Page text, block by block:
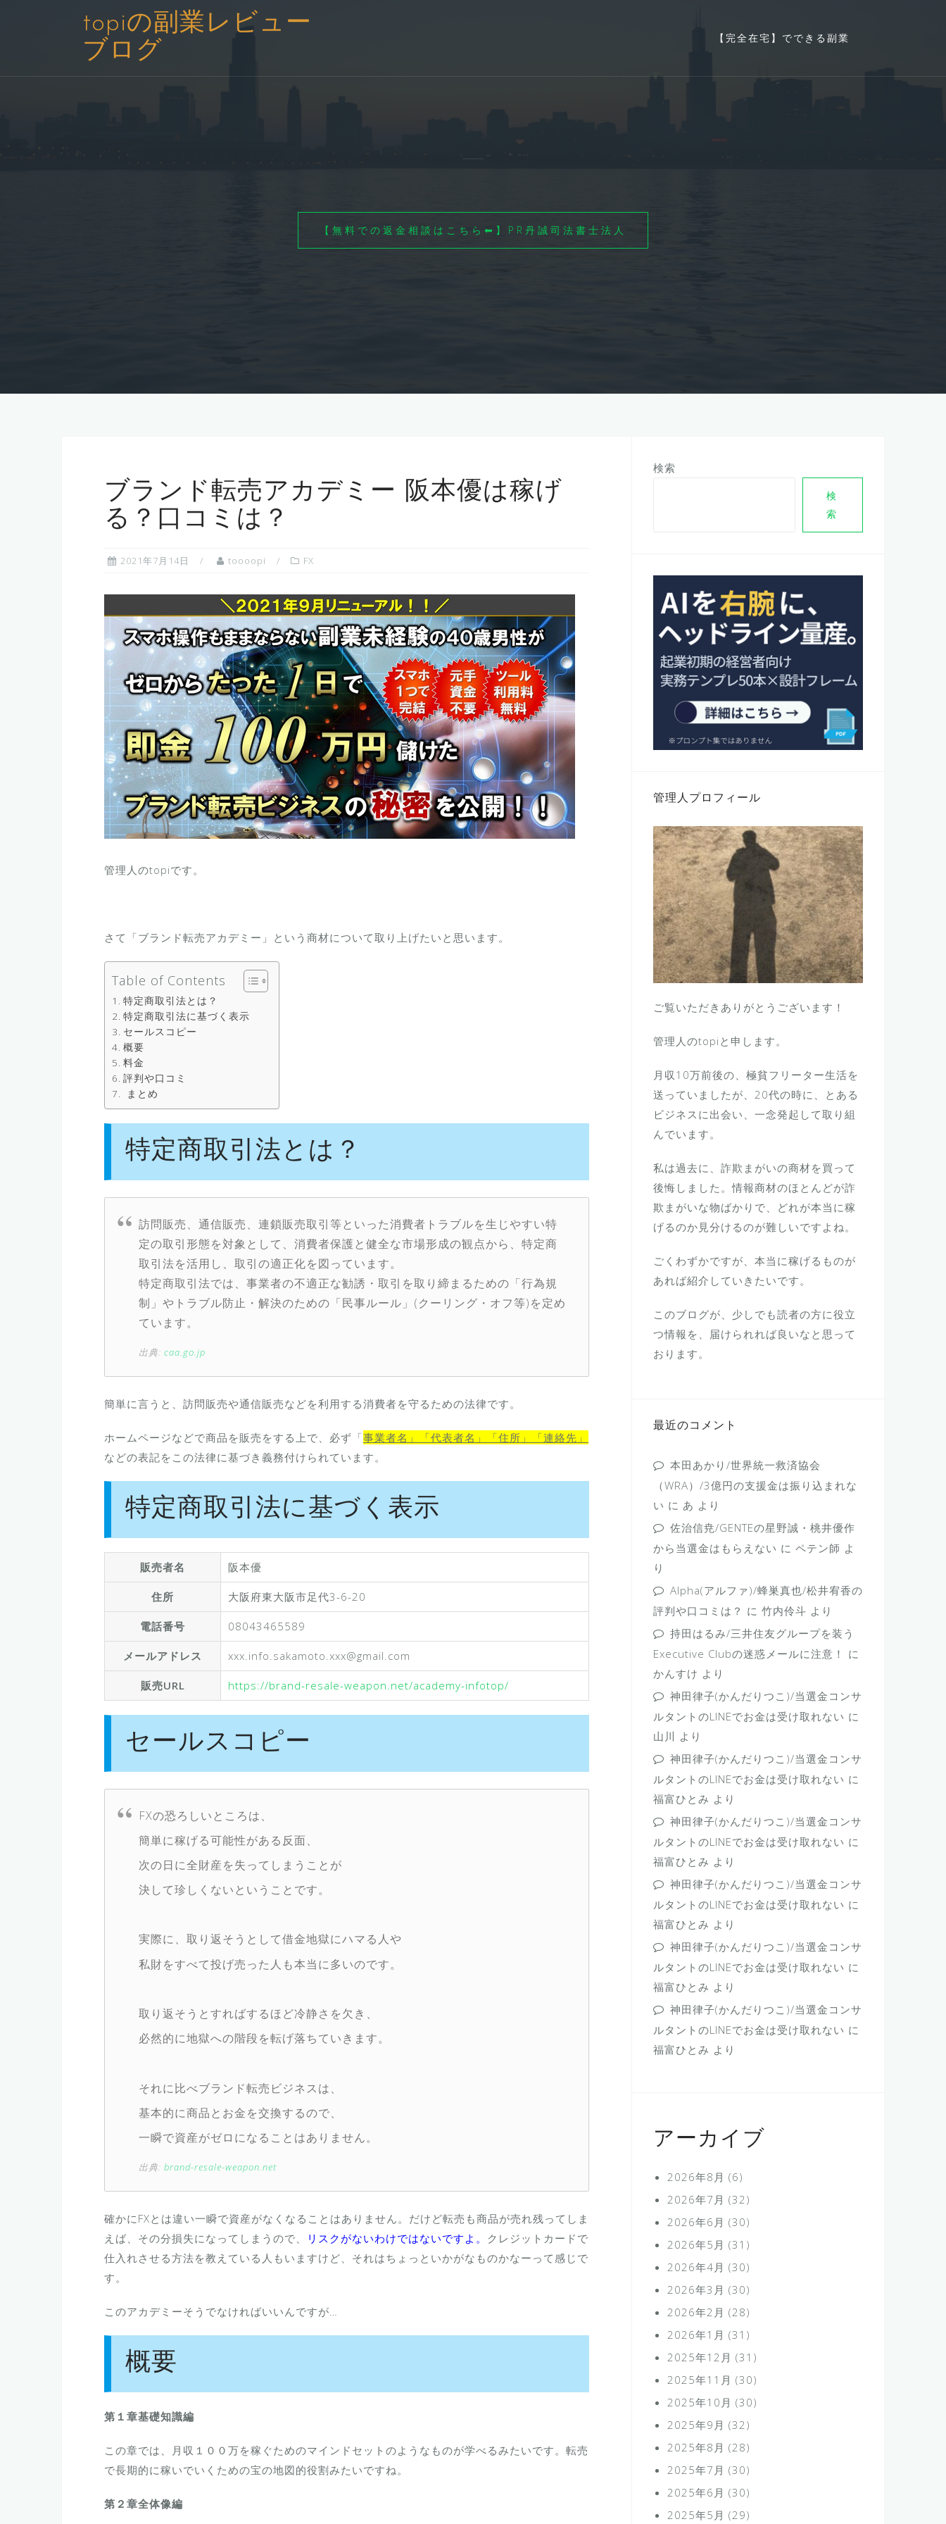
topiの副業レビュー
ブログ
【完全在宅】でできる副業
【無料での返金相談はこちら⬅】PR丹誠司法書士法人
ブランド転売アカデミー 阪本優は稼げ
る？口コミは？
2021年7月14日 toooopi FX
管理人のtopiです。
さて「ブランド転売アカデミー」という商材について取り上げたいと思います。
Table of Contents
特定商取引法とは？
特定商取引法に基づく表示
セールスコピー
概要
料金
評判や口コミ
まとめ
特定商取引法とは？
訪問販売、通信販売、連鎖販売取引等といった消費者トラブルを生じやすい特
定の取引形態を対象として、消費者保護と健全な市場形成の観点から、特定商
取引法を活用し、取引の適正化を図っています。
特定商取引法では、事業者の不適正な勧誘・取引を取り締まるための「行為規
制」やトラブル防止・解決のための「民事ルール」(クーリング・オフ等)を定め
ています。
出典: caa.go.jp
簡単に言うと、訪問販売や通信販売などを利用する消費者を守るための法律です。
ホームページなどで商品を販売をする上で、必ず「事業者名」「代表者名」「住所」「連絡先」
などの表記をこの法律に基づき義務付けられています。
特定商取引法に基づく表示
販売者名 阪本優
住所 大阪府東大阪市足代3-6-20
電話番号 08043465589
メールアドレス xxx.info.sakamoto.xxx@gmail.com
販売URL https://brand-resale-weapon.net/academy-infotop/
セールスコピー
FXの恐ろしいところは、
簡単に稼げる可能性がある反面、
次の日に全財産を失ってしまうことが
決して珍しくないということです。
実際に、取り返そうとして借金地獄にハマる人や
私財をすべて投げ売った人も本当に多いのです。
取り返そうとすればするほど冷静さを欠き、
必然的に地獄への階段を転げ落ちていきます。
それに比べブランド転売ビジネスは、
基本的に商品とお金を交換するので、
一瞬で資産がゼロになることはありません。
出典: brand-resale-weapon.net
確かにFXとは違い一瞬で資産がなくなることはありません。だけど転売も商品が売れ残ってしま
えば、その分損失になってしまうので、
リスクがないわけではないですよ。 クレジットカードで
仕入れさせる方法を教えている人もいますけど、それはちょっといかがなものかなーって感じで
す。
このアカデミーそうでなければいいんですが…
概要
第１章基礎知識編
この章では、月収１００万を稼ぐためのマインドセットのようなものが学べるみたいです。転売
で長期的に稼いでいくための宝の地図的役割みたいですね。
第２章全体像編
検索
検
索
管理人プロフィール
ご覧いただきありがとうございます！
管理人のtopiと申します。
月収10万前後の、極貧フリーター生活を
送っていましたが、20代の時に、とある
ビジネスに出会い、一念発起して取り組
んでいます。
私は過去に、詐欺まがいの商材を買って
後悔しました。情報商材のほとんどが詐
欺まがいな物ばかりで、どれが本当に稼
げるのか見分けるのが難しいですよね。
ごくわずかですが、本当に稼げるものが
あれば紹介していきたいです。
このブログが、少しでも読者の方に役立
つ情報を、届けられれば良いなと思って
おります。
最近のコメント
本田あかり/世界統一救済協会
（WRA）/3億円の支援金は振り込まれな
い に あ より
佐治信尭/GENTEの星野誠・桃井優作
から当選金はもらえない に ペテン師 よ
り
Alpha(アルファ)/蜂巣真也/松井宥香の
評判や口コミは？ に 竹内伶斗 より
持田はるみ/三井住友グループを装う
Executive Clubの迷惑メールに注意！
に
かんすけ より
神田律子(かんだりつこ)/当選金コンサ
ルタントのLINEでお金は受け取れない に
山川 より
神田律子(かんだりつこ)/当選金コンサ
ルタントのLINEでお金は受け取れない に
福富ひとみ より
神田律子(かんだりつこ)/当選金コンサ
ルタントのLINEでお金は受け取れない に
福富ひとみ より
神田律子(かんだりつこ)/当選金コンサ
ルタントのLINEでお金は受け取れない に
福富ひとみ より
神田律子(かんだりつこ)/当選金コンサ
ルタントのLINEでお金は受け取れない に
福富ひとみ より
神田律子(かんだりつこ)/当選金コンサ
ルタントのLINEでお金は受け取れない に
福富ひとみ より
アーカイブ
2026年8月 (6)
2026年7月 (32)
2026年6月 (30)
2026年5月 (31)
2026年4月 (30)
2026年3月 (30)
2026年2月 (28)
2026年1月 (31)
2025年12月 (31)
2025年11月 (30)
2025年10月 (30)
2025年9月 (32)
2025年8月 (28)
2025年7月 (30)
2025年6月 (30)
2025年5月 (29)